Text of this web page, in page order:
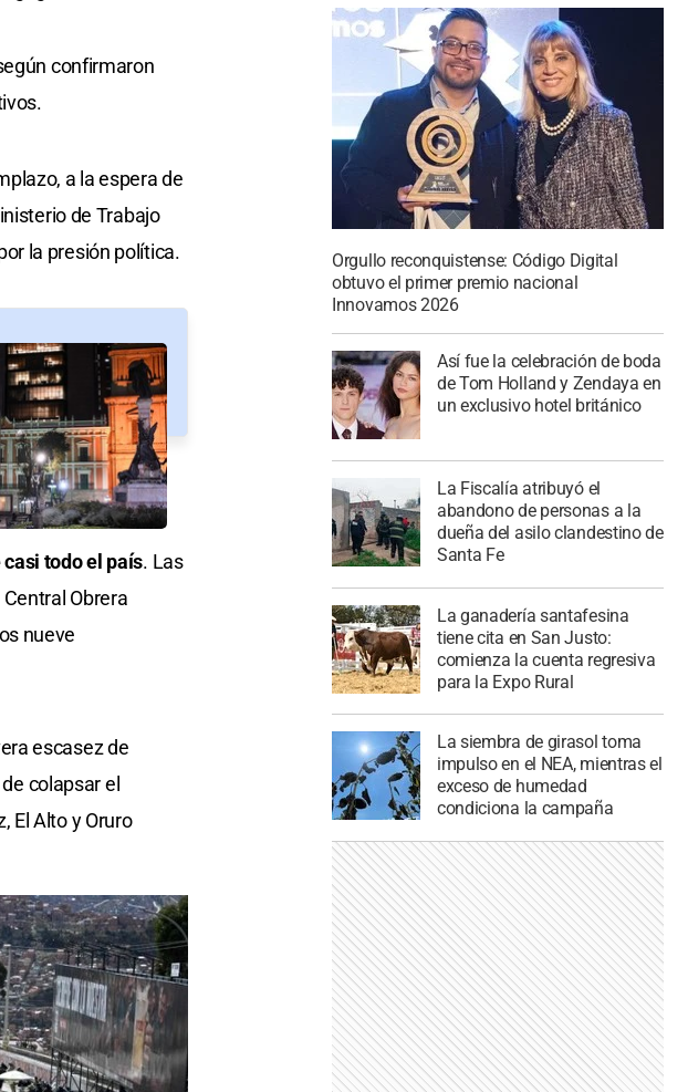
confirmaron
a la espera de
de Trabajo
la presión política.
todo el país. Las
Obrera
nueve
escasez de
colapsar el
El Alto y Oruro
Orgullo reconquistense: Código Digital
obtuvo el primer premio nacional
Innovamos 2026
Así fue la celebración de boda
de Tom Holland y Zendaya en
un exclusivo hotel británico
La Fiscalía atribuyó el
abandono de personas a la
dueña del asilo clandestino de
Santa Fe
La ganadería santafesina
tiene cita en San Justo:
comienza la cuenta regresiva
para la Expo Rural
La siembra de girasol toma
impulso en el NEA, mientras el
exceso de humedad
condiciona la campaña